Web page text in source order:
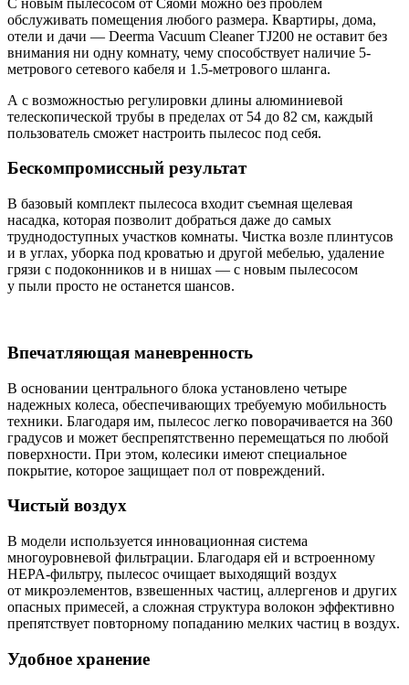
обслуживать помещения любого размера. Квартиры, дома,
отели и дачи — Deerma Vacuum Cleaner TJ200 не оставит без
внимания ни одну комнату, чему способствует наличие 5-
метрового сетевого кабеля и 1.5-метрового шланга.
А с возможностью регулировки длины алюминиевой
телескопической трубы в пределах от 54 до 82 см, каждый
пользователь сможет настроить пылесос под себя.
Бескомпромиссный результат
В базовый комплект пылесоса входит съемная щелевая
насадка, которая позволит добраться даже до самых
труднодоступных участков комнаты. Чистка возле плинтусов
и в углах, уборка под кроватью и другой мебелью, удаление
грязи с подоконников и в нишах — с новым пылесосом
у пыли просто не останется шансов.
Впечатляющая маневренность
В основании центрального блока установлено четыре
надежных колеса, обеспечивающих требуемую мобильность
техники. Благодаря им, пылесос легко поворачивается на 360
градусов и может беспрепятственно перемещаться по любой
поверхности. При этом, колесики имеют специальное
покрытие, которое защищает пол от повреждений.
Чистый воздух
В модели используется инновационная система
многоуровневой фильтрации. Благодаря ей и встроенному
HEPA-фильтру, пылесос очищает выходящий воздух
от микроэлементов, взвешенных частиц, аллергенов и других
опасных примесей, а сложная структура волокон эффективно
препятствует повторному попаданию мелких частиц в воздух.
Удобное хранение